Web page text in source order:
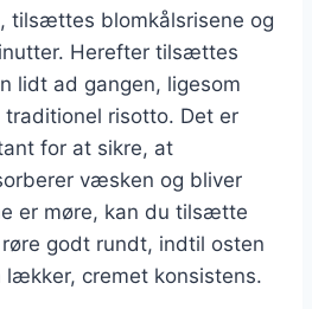
tilsættes blomkålsrisene og
Herefter tilsættes
lidt ad gangen, ligesom
traditionel risotto. Det er
for at sikre, at
væsken og bliver
er møre, kan du tilsætte
godt rundt, indtil osten
lækker, cremet konsistens.